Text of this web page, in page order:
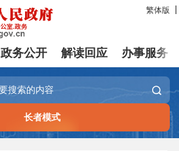
繁体版
政务公开 解读回应 办事服务
长者模式